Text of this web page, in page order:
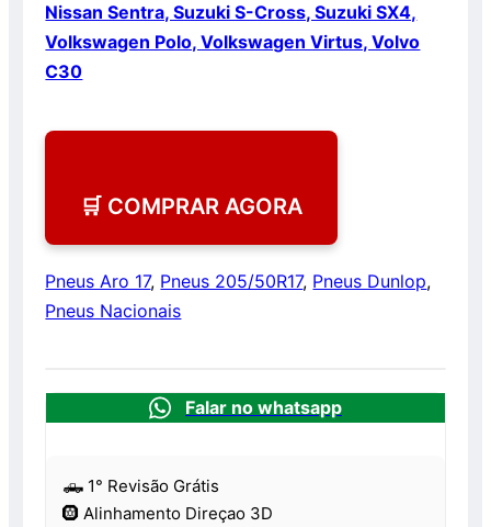
Nissan Sentra, Suzuki S-Cross, Suzuki SX4,
Volkswagen Polo, Volkswagen Virtus, Volvo
C30
🛒 COMPRAR AGORA
Pneus Aro 17, Pneus 205/50R17, Pneus Dunlop,
Pneus Nacionais
Falar no whatsapp
🛻 1° Revisão Grátis
🛞 Alinhamento Direçao 3D